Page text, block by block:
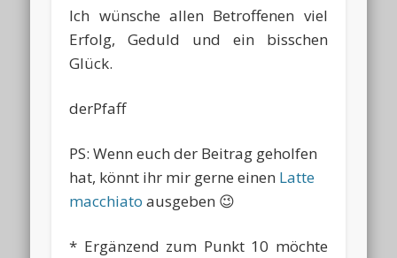
Ich wünsche allen Betroffenen viel
Erfolg, Geduld und ein bisschen
Glück.
derPfaff
PS: Wenn euch der Beitrag geholfen
hat, könnt ihr mir gerne einen Latte
macchiato ausgeben 😉
* Ergänzend zum Punkt 10 möchte